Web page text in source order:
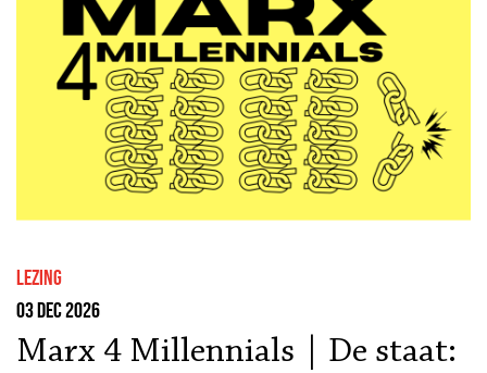
lezing
03 dec 2026
Marx 4 Millennials | De staat: